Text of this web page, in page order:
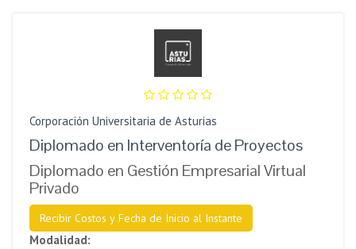
Corporación Universitaria de Asturias
Diplomado en Interventoría de Proyectos
Diplomado en Gestión Empresarial Virtual
Privado
Recibir Costos y Fecha de Inicio al Instante
Modalidad: